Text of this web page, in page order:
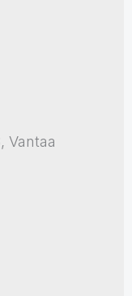
Vantaa